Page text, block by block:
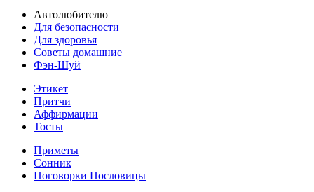
Автолюбителю
Для безопасности
Для здоровья
Советы домашние
Фэн-Шуй
Этикет
Притчи
Аффирмации
Тосты
Приметы
Сонник
Поговорки Пословицы